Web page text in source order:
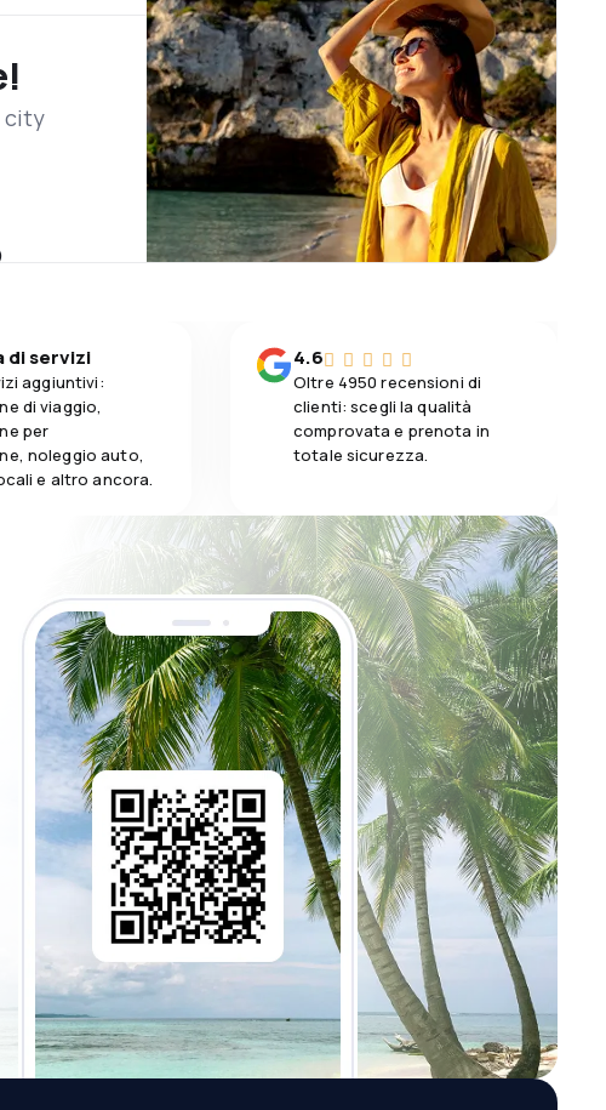
city
di servizi
aggiuntivi:
di viaggio,
per
noleggio auto,
e altro ancora.
4.6
Oltre 4950 recensioni di
clienti: scegli la qualità
comprovata e prenota in
totale sicurezza.